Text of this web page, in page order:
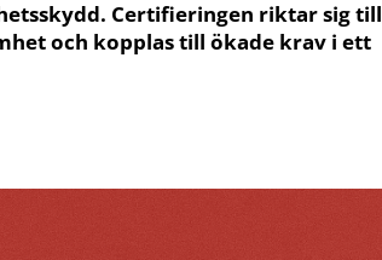
Certifieringen riktar sig till
och kopplas till ökade krav i ett